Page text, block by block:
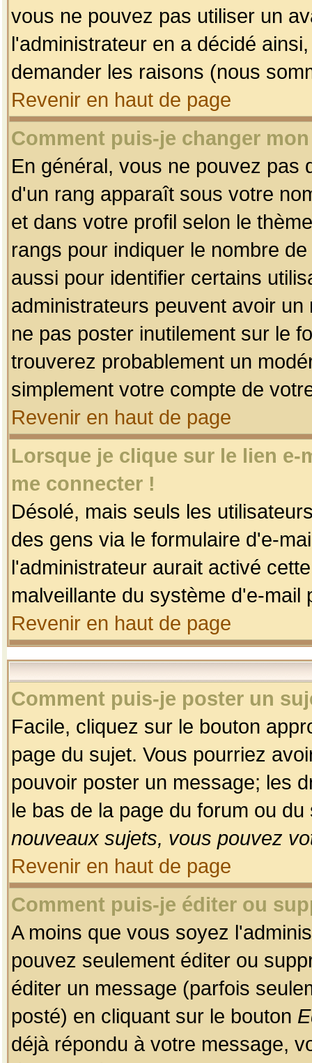
vous ne pouvez pas utiliser un
l'administrateur en a décidé
demander les raisons (nous
Revenir en haut de page
Comment puis-je changer
En général, vous ne pouvez pas
d'un rang apparaît sous votre
et dans votre profil selon le
rangs pour indiquer le nombre
aussi pour identifier certains
administrateurs peuvent avoir
ne pas poster inutilement sur le
trouverez probablement un
simplement votre compte de
Revenir en haut de page
Lorsque je clique sur le lien
me connecter !
Désolé, mais seuls les
des gens via le formulaire d'e-
l'administrateur aurait activé
malveillante du système d'e-
Revenir en haut de page
Comment puis-je poster un
Facile, cliquez sur le bouton
page du sujet. Vous pourriez
pouvoir poster un message; les
le bas de la page du forum ou
nouveaux sujets, vous pouvez
Revenir en haut de page
Comment puis-je éditer ou
A moins que vous soyez
pouvez seulement éditer ou
éditer un message (parfois
posté) en cliquant sur le bouton
déjà répondu à votre message,